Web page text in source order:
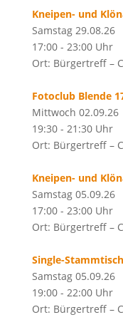
Kneipen- und
Samstag 29.08.26
17:00 - 23:00 Uhr
Ort: Bürgertreff –
Fotoclub Blende
Mittwoch 02.09.26
19:30 - 21:30 Uhr
Ort: Bürgertreff –
Kneipen- und
Samstag 05.09.26
17:00 - 23:00 Uhr
Ort: Bürgertreff –
Single-Stammtisch
Samstag 05.09.26
19:00 - 22:00 Uhr
Ort: Bürgertreff –